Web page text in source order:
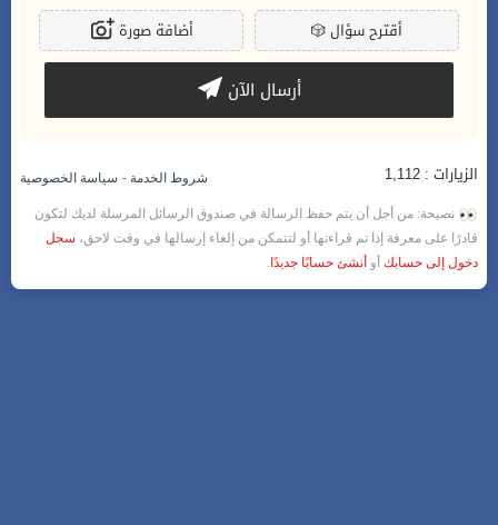
🎲أقترح سؤال أضافة صورة
أرسال الآن
الزيارات : 1,112 شروط الخدمة - سياسة الخصوصية
نصيحة: من أجل أن يتم حفظ الرسالة في صندوق الرسائل المرسلة لديك لتكون
قادرًا على معرفة إذا تم قراءتها أو لتتمكن من إلغاء إرسالها في وقت لاحق، سجل
دخول إلى حسابك أو أنشئ حسابًا جديدًا .